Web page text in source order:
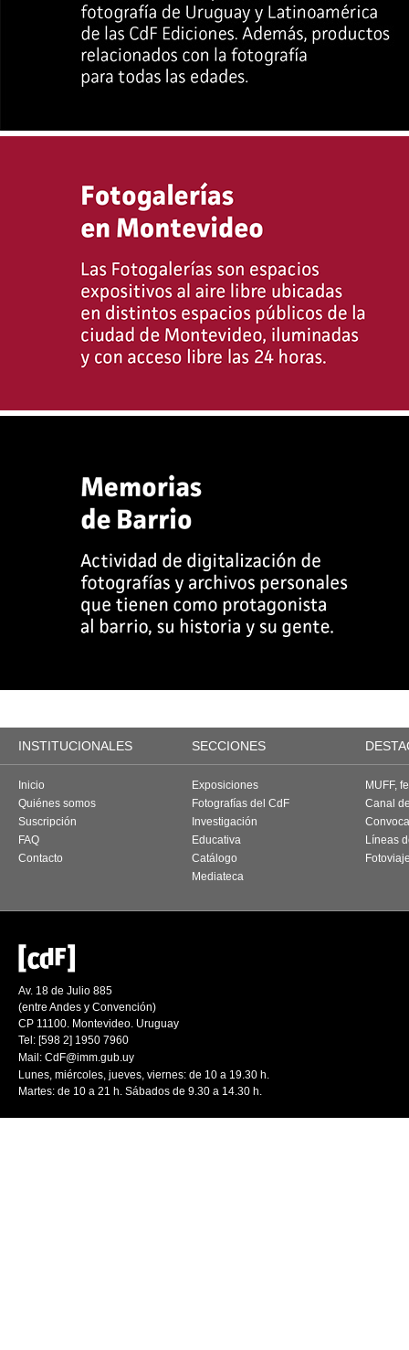
INSTITUCIONALES SECCIONES
Inicio
Quiénes somos
Suscripción
FAQ
Contacto
Exposiciones
Fotografías del CdF
Investigación
Educativa
Catálogo
Mediateca
MUFF,
Canal
Líneas
Av. 18 de Julio 885
(entre Andes y Convención)
CP 11100. Montevideo. Uruguay
Tel: [598 2] 1950 7960
Mail: CdF@imm.gub.uy
Lunes, miércoles, jueves, viernes: de 10 a 19.30 h.
Martes: de 10 a 21 h. Sábados de 9.30 a 14.30 h.